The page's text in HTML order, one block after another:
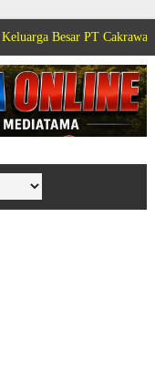
Besar PT Cakrawala